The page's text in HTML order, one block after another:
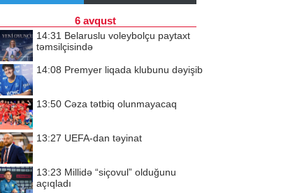
6 avqust
14:31 Belaruslu voleybolçu paytaxt
təmsilçisində
14:08 Premyer liqada klubunu dəyişib
13:50 Cəza tətbiq olunmayacaq
13:27 UEFA-dan təyinat
13:23 Millidə “siçovul” olduğunu
açıqladı